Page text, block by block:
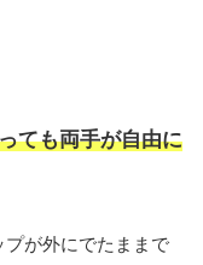
ても両手が自由に
が外にでたままで